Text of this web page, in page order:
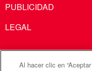
PUBLICIDAD
LEGAL
Al hacer clic en